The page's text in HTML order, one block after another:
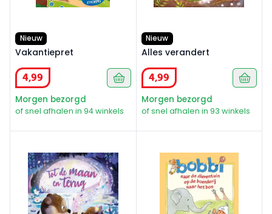
Nieuw
Vakantiepret
4,99
Morgen bezorgd
of snel afhalen in 94 winkels
Nieuw
Alles verandert
4,99
Morgen bezorgd
of snel afhalen in 93 winkels